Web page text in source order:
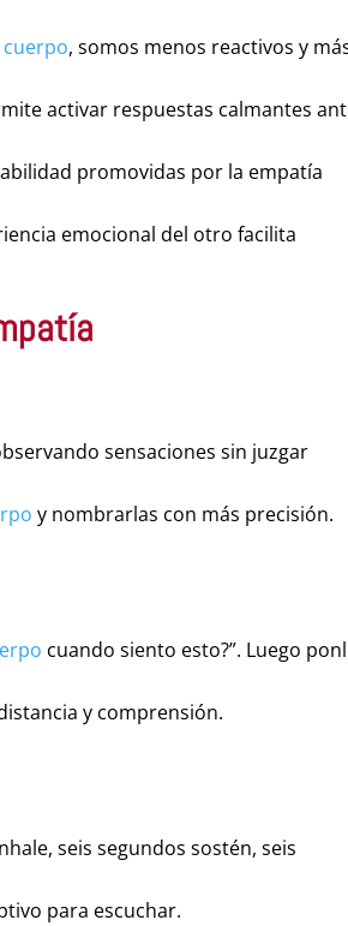
cuerpo, somos menos reactivos y
activar respuestas calmantes
promovidas por la empatía
emocional del otro facilita
sensaciones sin juzgar
y nombrarlas con más precisión.
cuando siento esto?”. Luego
y comprensión.
seis segundos sostén, seis
para escuchar.